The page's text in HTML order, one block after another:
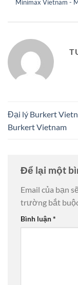
Minimax Vietnam -
Đại lý Burkert
Burkert Vietnam
Để lại một
Email của bạn
trường bắt
Bình luận*